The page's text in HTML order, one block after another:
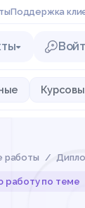
Поддержка
работы
работу по теме